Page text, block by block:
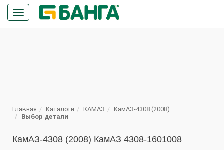
Кнопка
меню
Главная Каталоги КАМАЗ
КамАЗ-4308 (2008)
Выбор детали
КамАЗ-4308 (2008) КамАЗ 4308-1601008